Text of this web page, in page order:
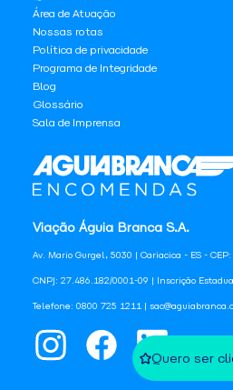
Quero ser
Viação Águia Branca S.A.
Av. Mario Gurgel, 5030 | Cariacica - ES -
CNPJ: 27.486.182/0001-09 | Inscrição
Telefone: 0800 725 1211 |
Área de Atuação
Nossas rotas
Política de privacidade
Programa de Integridade
Blog
Glossário
Sala de Imprensa